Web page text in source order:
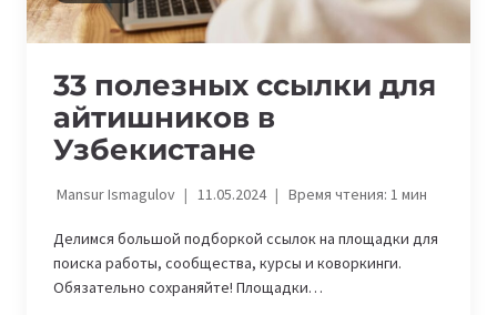
33 полезных ссылки для
айтишников в
Узбекистане
Mansur Ismagulov 11.05.2024 Время чтения: 1мин
Делимся большой подборкой ссылок на площадки для
поиска работы, сообщества, курсы и коворкинги.
Обязательно сохраняйте! Площадки…